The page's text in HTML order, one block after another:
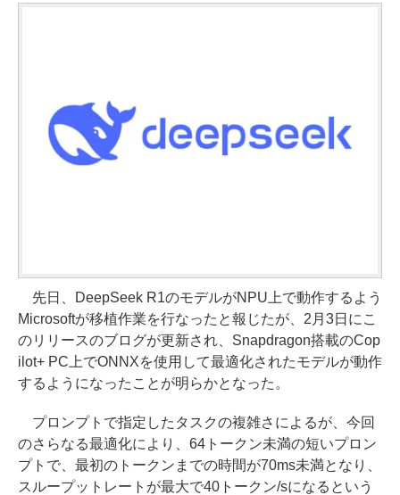
先日、DeepSeek R1のモデルがNPU上で動作するよう
Microsoftが移植作業を行なったと報じたが、2月3日にこ
のリリースのブログが更新され、Snapdragon搭載のCop
ilot+ PC上でONNXを使用して最適化されたモデルが動作
するようになったことが明らかとなった。
プロンプトで指定したタスクの複雑さによるが、今回
のさらなる最適化により、64トークン未満の短いプロン
プトで、最初のトークンまでの時間が70ms未満となり、
スループットレートが最大で40トークン/sになるという